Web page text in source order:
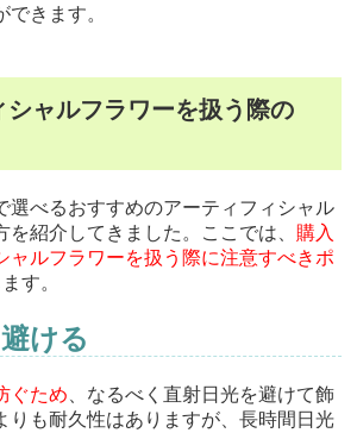
きます。
シャルフラワーを扱う際の
選べるおすすめのアーティフィシャル
を紹介してきました。ここでは、 購入
ャルフラワーを扱う際に注意すべきポ
す。
ける
ぐため 、なるべく直射日光を避けて飾
りも耐久性はありますが、長時間日光